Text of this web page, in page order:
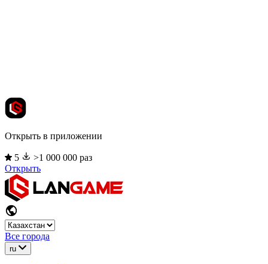
Открыть в приложении
5
>1 000 000 раз
Открыть
Все города
ru